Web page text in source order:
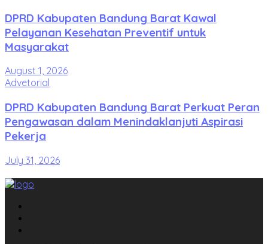
DPRD Kabupaten Bandung Barat Kawal
Pelayanan Kesehatan Preventif untuk
Masyarakat
August 1, 2026
Advetorial
DPRD Kabupaten Bandung Barat Perkuat Peran
Pengawasan dalam Menindaklanjuti Aspirasi
Pekerja
July 31, 2026